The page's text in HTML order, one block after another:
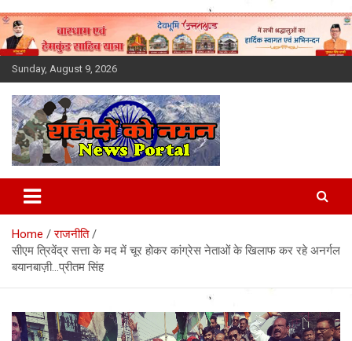
Skip
to
content
Sunday, August 9, 2026
Latest News Today, Breaking
News, Uttarakhand News in
Hindi
Home
राजनीति
सीएम त्रिवेंद्र सत्ता के मद में चूर होकर कांग्रेस नेताओं के खिलाफ कर रहे अनर्गल
बयानबाज़ी…प्रीतम सिंह